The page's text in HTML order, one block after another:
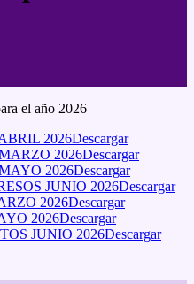
el año 2026
2026Descargar
2026Descargar
2026Descargar
JUNIO 2026Descargar
2026Descargar
2026Descargar
JUNIO 2026Descargar